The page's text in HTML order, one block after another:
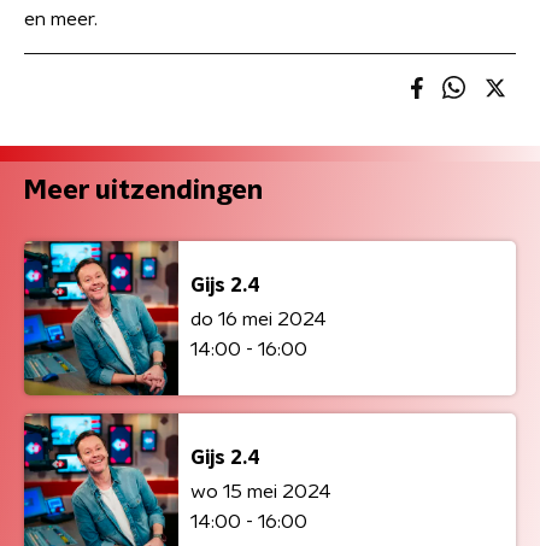
en meer.
Meer uitzendingen
Gijs 2.4
do 16 mei 2024
14:00 - 16:00
Gijs 2.4
wo 15 mei 2024
14:00 - 16:00